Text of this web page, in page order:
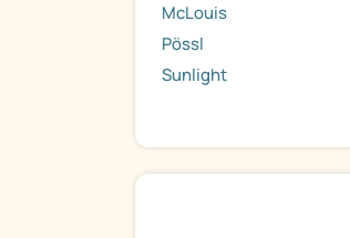
McLouis
Pössl
Sunlight